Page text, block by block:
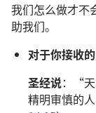
我们怎么做才不
助我们。
对于你接收
圣经说：“天
精明审慎的